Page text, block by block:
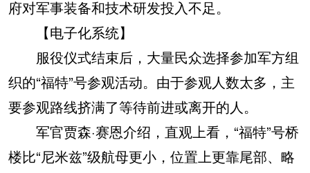
府对军事装备和技术研发投入不足。
【电子化系统】
服役仪式结束后，大量民众选择参加军方组
织的“福特”号参观活动。由于参观人数太多，主
要参观路线挤满了等待前进或离开的人。
军官贾森·赛恩介绍，直观上看，“福特”号桥
楼比“尼米兹”级航母更小，位置上更靠尾部、略